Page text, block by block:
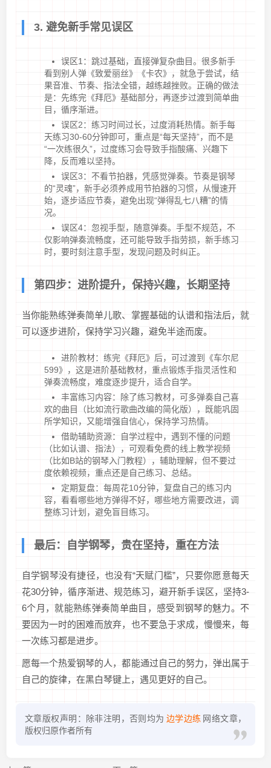
3. 避免新手常见误区
误区1：跳过基础，直接弹复杂曲目。很多新手
看到别人弹《致爱丽丝》《卡农》，就急于尝试，结
果音准、节奏、指法全错，越练越挫败。正确的做法
是：先练完《拜厄》基础部分，再逐步过渡到简单曲
目，循序渐进。
误区2：练习时间过长，过度消耗热情。新手每
天练习30-60分钟即可，重点是“每天坚持”，而不是
“一次练很久”，过度练习会导致手指酸痛、兴趣下
降，反而难以坚持。
误区3：不看节拍器，凭感觉弹奏。节奏是钢琴
的“灵魂”，新手必须养成用节拍器的习惯，从慢速开
始，逐步适应节奏，避免出现“弹得乱七八糟”的情
况。
误区4：忽视手型，随意弹奏。手型不规范，不
仅影响弹奏流畅度，还可能导致手指劳损，新手练习
时，要时刻注意手型，发现问题及时纠正。
第四步：进阶提升，保持兴趣，长期坚持
当你能熟练弹奏简单儿歌、掌握基础的认谱和指法后，就
可以逐步进阶，保持学习兴趣，避免半途而废。
进阶教材：练完《拜厄》后，可过渡到《车尔尼
599》，这是进阶基础教材，重点锻炼手指灵活性和
弹奏流畅度，难度逐步提升，适合自学。
丰富练习内容：除了练习教材，可多弹奏自己喜
欢的曲目（比如流行歌曲改编的简化版），既能巩固
所学知识，又能增强自信心，保持学习热情。
借助辅助资源：自学过程中，遇到不懂的问题
（比如认谱、指法），可观看免费的线上教学视频
（比如B站的钢琴入门教程），辅助理解，但不要过
度依赖视频，重点还是自己练习、总结。
定期复盘：每周花10分钟，复盘自己的练习内
容，看看哪些地方弹得不好，哪些地方需要改进，调
整练习计划，避免盲目练习。
最后：自学钢琴，贵在坚持，重在方法
自学钢琴没有捷径，也没有“天赋门槛”，只要你愿意每天
花30分钟，循序渐进、规范练习，避开新手误区，坚持3-
6个月，就能熟练弹奏简单曲目，感受到钢琴的魅力。不
要因为一时的困难而放弃，也不要急于求成，慢慢来，每
一次练习都是进步。
愿每一个热爱钢琴的人，都能通过自己的努力，弹出属于
自己的旋律，在黑白琴键上，遇见更好的自己。
文章版权声明：除非注明，否则均为 边学边练 网络文章，
版权归原作者所有